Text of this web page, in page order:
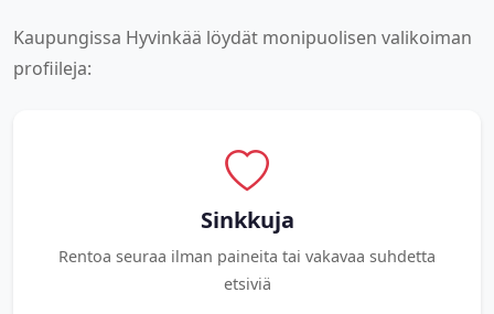
Kaupungissa Hyvinkää löydät monipuolisen valikoiman
profiileja:
Sinkkuja
Rentoa seuraa ilman paineita tai vakavaa suhdetta
etsiviä